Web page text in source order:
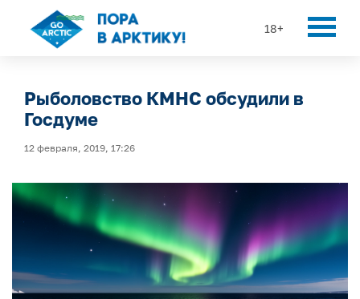
18+
Рыболовство КМНС обсудили в
Госдуме
12 февраля, 2019, 17:26